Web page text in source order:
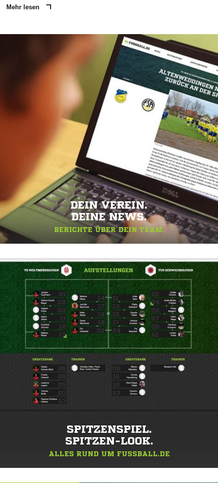
Mehr lesen
DEIN VEREIN.
DEINE NEWS.
BERICHTE ÜBER DEIN TEAM.
SPITZENSPIEL.
SPITZEN-LOOK.
ALLES RUND UM FUSSBALL.DE